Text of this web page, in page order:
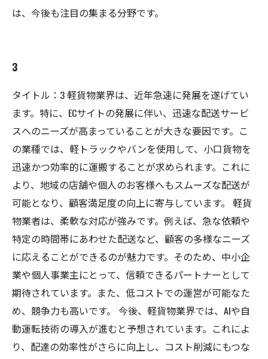
は、今後も注目の集まる分野です。
3
タイトル：3 軽貨物業界は、近年急速に発展を遂げてい
ます。特に、ECサイトの発展に伴い、迅速な配送サービ
スへのニーズが高まっていることが大きな要因です。こ
の業種では、軽トラックやバンを使用して、小口貨物を
迅速かつ効率的に運搬することが求められます。これに
より、地域の店舗や個人のお客様へもスムーズな配送が
可能となり、顧客満足度の向上に寄与しています。 軽貨
物業者は、柔軟な対応が強みです。例えば、急な依頼や
特定の時間帯にあわせた配送など、顧客の多様なニーズ
に応えることができるのが魅力です。そのため、中小企
業や個人事業主にとって、信頼できるパートナーとして
期待されています。また、低コストでの運営が可能なた
め、競争力も高いです。 今後、軽貨物業界では、AIや自
動運転技術の導入が進むと予想されています。これによ
り、配達の効率性がさらに向上し、コスト削減にもつな